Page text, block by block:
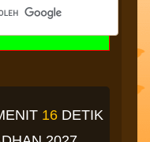
15 DETIK